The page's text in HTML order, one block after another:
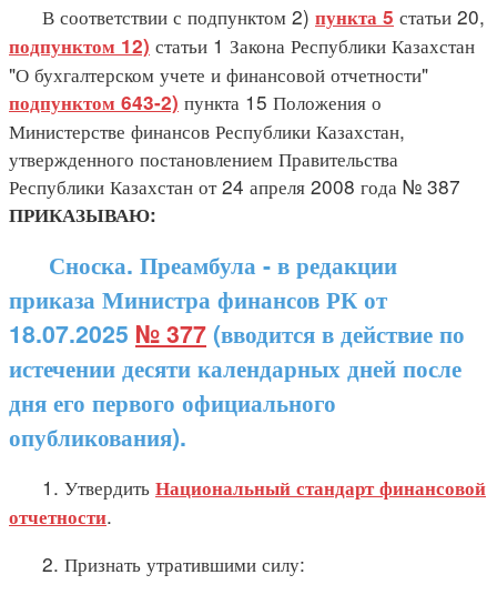
В соответствии с подпунктом 2) пункта 5 статьи 20,
подпунктом 12) статьи 1 Закона Республики Казахстан
"О бухгалтерском учете и финансовой отчетности"
подпунктом 643-2) пункта 15 Положения о
Министерстве финансов Республики Казахстан,
утвержденного постановлением Правительства
Республики Казахстан от 24 апреля 2008 года № 387
ПРИКАЗЫВАЮ:
Сноска. Преамбула - в редакции
приказа Министра финансов РК от
18.07.2025 № 377 (вводится в действие по
истечении десяти календарных дней после
дня его первого официального
опубликования).
1. Утвердить Национальный стандарт финансовой
отчетности.
2. Признать утратившими силу: